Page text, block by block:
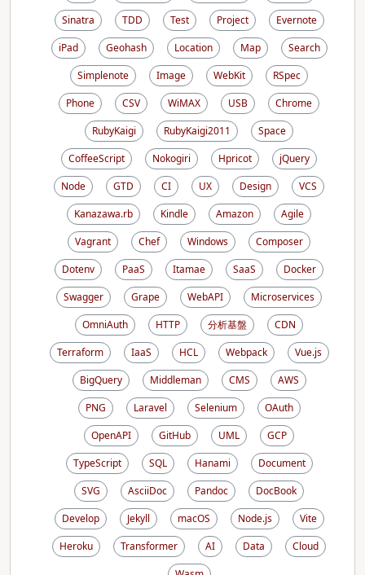
Sinatra
TDD Test Project
Evernote
iPad
Geohash Location Map
Search
Simplenote
Image WebKit
RSpec
Phone
CSV WiMAX USB
Chrome
RubyKaigi
RubyKaigi2011
Space
CoffeeScript
Nokogiri Hpricot
jQuery
Node
GTD CI UX Design
VCS
Kanazawa.rb
Kindle Amazon
Agile
Vagrant
Chef Windows
Composer
Dotenv
PaaS Itamae SaaS
Docker
Swagger
Grape WebAPI
Microservices
OmniAuth
HTTP 分析基盤
CDN
Terraform
IaaS HCL Webpack
Vue.js
BigQuery
Middleman CMS
AWS
PNG
Laravel Selenium
OAuth
OpenAPI
GitHub UML
GCP
TypeScript
SQL Hanami
Document
SVG
AsciiDoc Pandoc
DocBook
Develop
Jekyll macOS Node.js
Vite
Heroku
Transformer AI Data
Cloud